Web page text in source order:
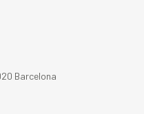
Barcelona